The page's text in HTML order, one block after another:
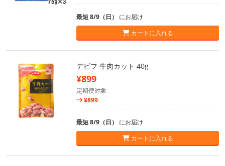
最短 8/9（日） にお届け
カートに入れる
デビフ 牛肉カット 40g
¥899
定期便対象
¥899
最短 8/9（日） にお届け
カートに入れる